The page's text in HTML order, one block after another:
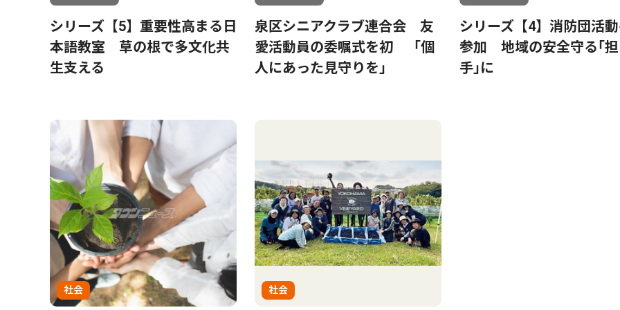
シリーズ【5】重要性高まる日
本語教室 草の根で多文化共
生支える
泉区シニアクラブ連合会 友
愛活動員の委嘱式を初 「個
人にあった見守りを」
シリーズ【4】消防団活
参加 地域の安全守る｢
手｣に
社会 社会